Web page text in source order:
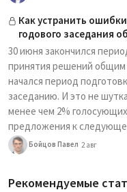
Как устранить
годового заседания
30 июня закончился
принятия решений общим
начался период
заседанию. И это не
менее чем 2%
предложения к
Бойцов Павел 2 авг
Рекомендуемые